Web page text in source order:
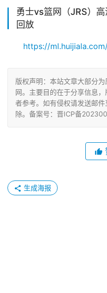
勇士vs篮网（JRS）
回放
https://
版权声明：本站文章大部分
网。主要目的在于分享信息
者参考。如有侵权请发送邮
除。备案号：晋ICP备
生成海报